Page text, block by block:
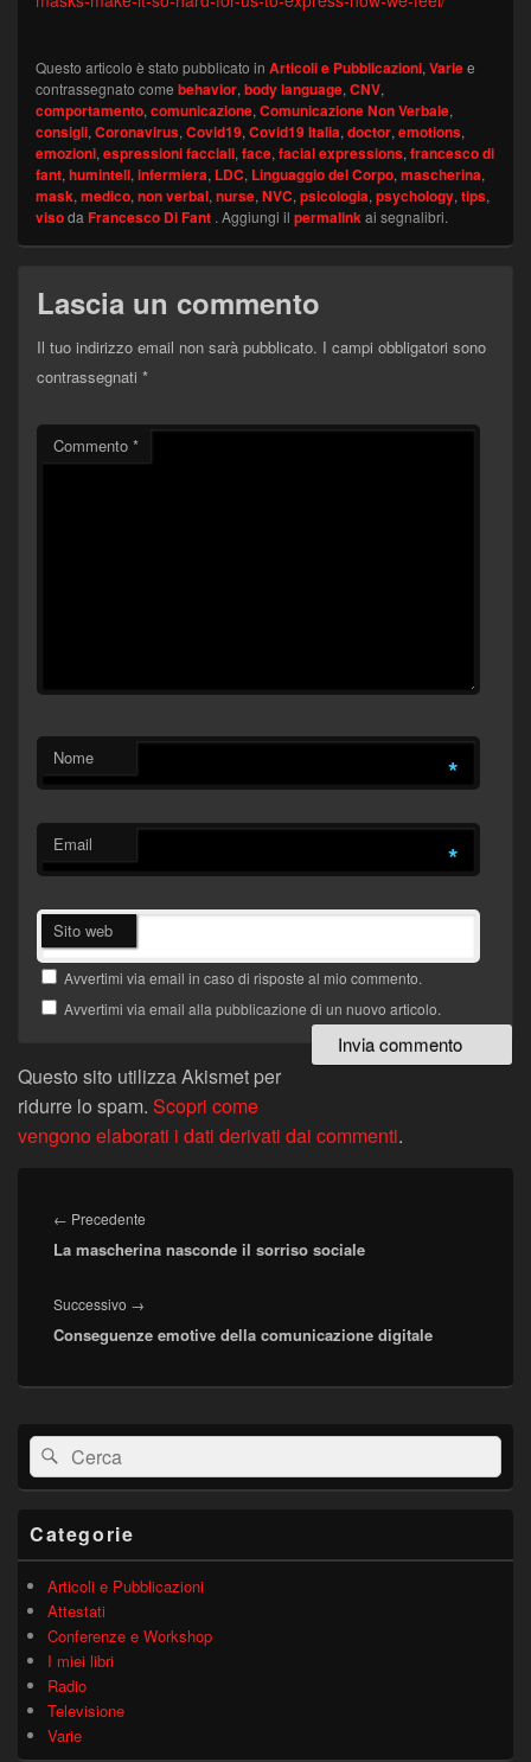
Questo articolo è stato pubblicato in Articoli e Pubblicazioni, Variee
contrassegnato come behavior, body language, CNV,
comportamento, comunicazione, Comunicazione Non Verbale,
consigli, Coronavirus, Covid19, Covid19 Italia, doctor, emotions,
emozioni, espressioni facciali, face, facial expressions, francesco di
fant, humintell, infermiera, LDC, Linguaggio del Corpo, mascherina,
mask, medico, non verbal, nurse, NVC, psicologia, psychology, tips,
visoda Francesco Di Fant . Aggiungi il permalinkai segnalibri.
Lascia un commento
Il tuo indirizzo email non sarà pubblicato. I campi obbligatori sono
contrassegnati *
Commento *
Nome *
Email *
Sito web
Avvertimi via email in caso di risposte al mio commento.
Avvertimi via email alla pubblicazione di un nuovo articolo.
Questo sito utilizza Akismet per
ridurre lo spam. Scopri come
vengono elaborati i dati derivati dai commenti.
articoli
← Precedente
precedente:
La mascherina nasconde il sorriso sociale
Successivo →
successivo:
Conseguenze emotive della comunicazione digitale
Area
widget
barra
laterale
Cerca: Cerca
Categorie
Articoli e Pubblicazioni
Attestati
Conferenze e Workshop
I miei libri
Radio
Televisione
Varie